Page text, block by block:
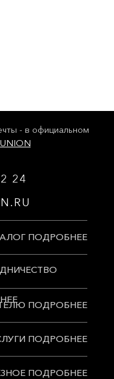
- в официальном
24